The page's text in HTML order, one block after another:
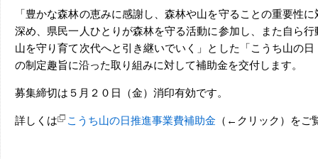
「豊かな森林の恵みに感謝し、森林や山を守ることの重要性
深め、県民一人ひとりが森林を守る活動に参加し、また自ら
山を守り育て次代へと引き継いでいく」とした「こうち山の
の制定趣旨に沿った取り組みに対して補助金を交付します。
募集締切は５月２０日（金）消印有効です。
詳しくは こうち山の日推進事業費補助金 （←クリック）をご